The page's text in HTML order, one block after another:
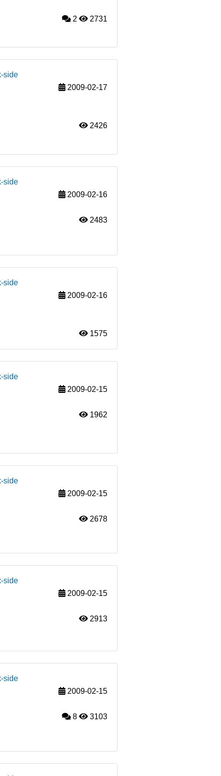
2 2731
side
2009-02-17
2426
side
2009-02-16
2483
side
2009-02-16
1575
side
2009-02-15
1962
side
2009-02-15
2678
side
2009-02-15
2913
side
2009-02-15
8 3103